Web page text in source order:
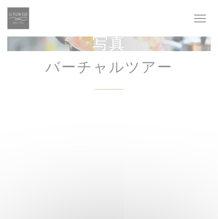
クッキー利用の管理について
写真
バーチャルツアー